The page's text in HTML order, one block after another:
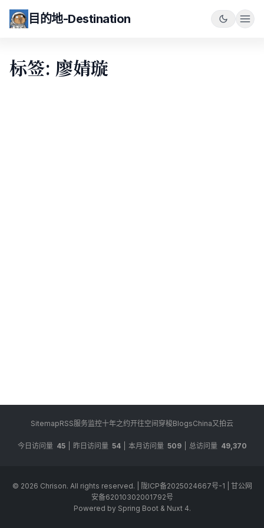
目的地-Destination
标签: 廖婧璇
SitemapRSS服务监控十年之约开往空间穿梭BlogsChina又拍云
今日访问量 45 昨日访问量 54 本月访问量 509 总访问量 49,370
© 2026 Chrison. All rights reserved. 陇ICP备2025024667号-1
甘公网
安备62010302001792号
Powered by Spring Boot & Nuxt 4.